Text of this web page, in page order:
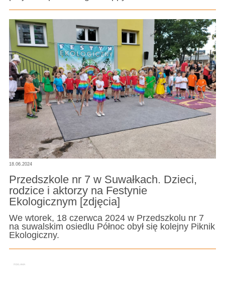
18.06.2024
Przedszkole nr 7 w Suwałkach. Dzieci,
rodzice i aktorzy na Festynie
Ekologicznym [zdjęcia]
We wtorek, 18 czerwca 2024 w Przedszkolu nr 7
na suwalskim osiedlu Północ obył się kolejny Piknik
Ekologiczny.